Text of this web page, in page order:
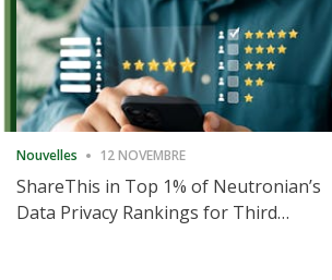
Nouvelles 12 NOVEMBRE
ShareThis in Top 1% of Neutronian’s
Data Privacy Rankings for Third